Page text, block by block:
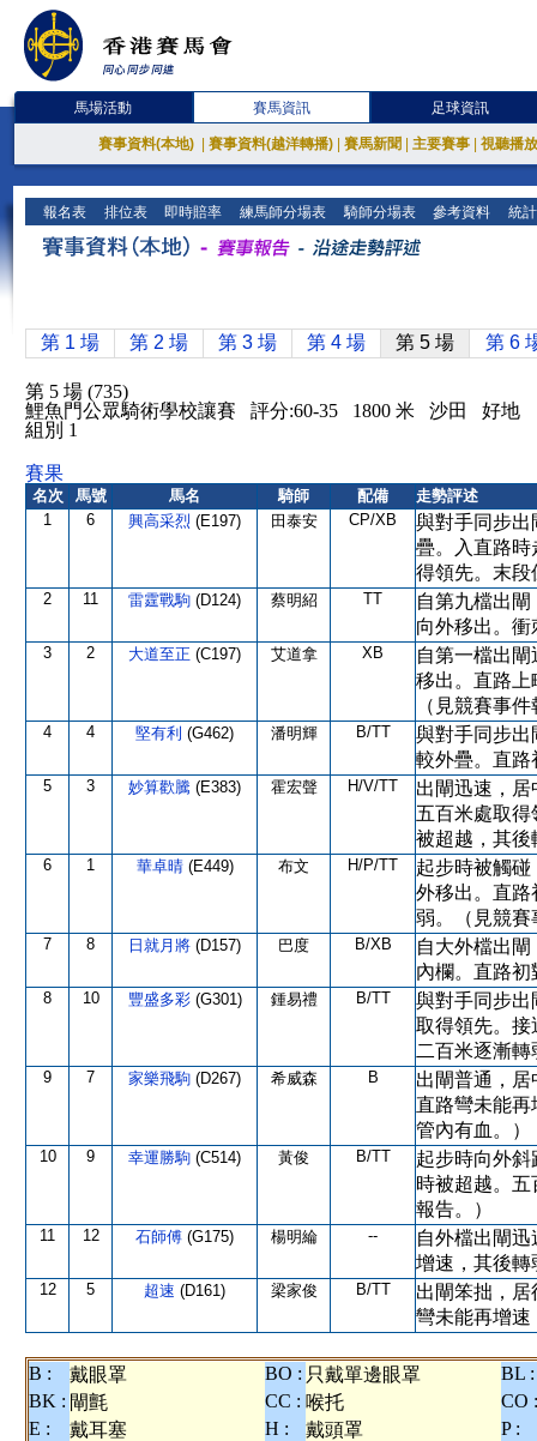
馬場活動 賽馬資訊 足球資訊
賽事資料(本地) 賽事資料(越洋轉播) 賽馬新聞 主要賽事 視聽播
報名表 排位表 即時賠率 練馬師分場表 騎師分場表 參考資料 統
第 1 場 第 2 場 第 3 場 第 4 場 第 5 場 第 6
第 5 場 (735)
鯉魚門公眾騎術學校讓賽 評分:60-35 1800 米 沙田 好地
組別 1
賽果
名次 馬號 馬名 騎師 配備
走勢評述
1
6 興高采烈 (E197) 田泰安 CP/XB
與對手同步出
疊。入直路時
得領先。末段
2 11 雷霆戰駒 (D124) 蔡明紹 TT
自第九檔出
向外移出。
3 2 大道至正 (C197) 艾道拿 XB
自第一檔出
移出。直路上
（見競賽事
4 4 堅有利 (G462) 潘明輝 B/TT
與對手同步出
較外疊。直路
5 3 妙算歡騰 (E383) 霍宏聲 H/V/TT
出閘迅速，
五百米處取
被超越，其後
6 1 華卓晴 (E449) 布文 H/P/TT
起步時被觸
外移出。直路
弱。（見競賽
7 8 日就月將 (D157) 巴度 B/XB
自大外檔出
內欄。直路
8 10 豐盛多彩 (G301) 鍾易禮 B/TT
與對手同步出
取得領先。接
二百米逐漸
9 7 家樂飛駒 (D267) 希威森 B
出閘普通，
直路彎未能再
管內有血。）
10 9 幸運勝駒 (C514) 黃俊 B/TT
起步時向外
時被超越。
報告。）
11 12 石師傅 (G175) 楊明綸 --
自外檔出閘
增速，其後轉
12 5 超速 (D161) 梁家俊 B/TT
出閘笨拙，
彎未能再增速
B : 戴眼罩 BO : 只戴單邊眼罩
BL :
BK : 閘氈 CC : 喉托
CO :
E :
戴耳塞 H : 戴頭罩
P :